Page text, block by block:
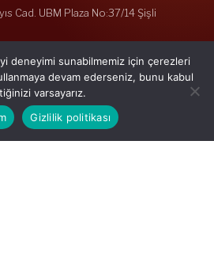
Cad. UBM Plaza No:37/14 Şişli
33 39
19 36
deneyimi sunabilmemiz için çerezleri
devam ederseniz, bunu kabul
varsayarız.
Gizlilik politikası